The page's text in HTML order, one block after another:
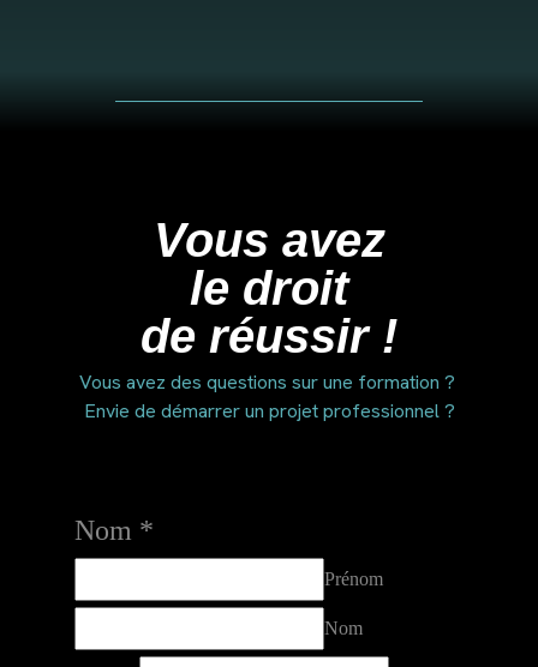
Vous avez
le droit
de réussir !
Vous avez des questions sur une formation ?
Envie de démarrer un projet professionnel ?
Nom *
Prénom
Nom